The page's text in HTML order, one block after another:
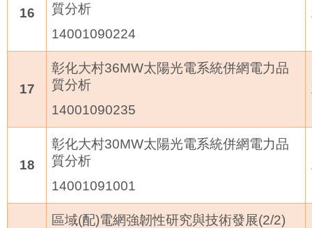
16
質分析
14001090224
17
彰化大村36MW太陽光電系統併網電力品
質分析
14001090235
18
彰化大村30MW太陽光電系統併網電力品
質分析
14001091001
區域(配)電網強韌性研究與技術發展(2/2)